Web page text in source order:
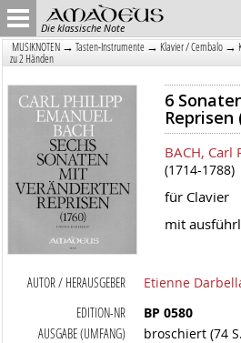
Die klassische Note
MUSIKNOTEN → Tasten-Instrumente → Klavier / Cembalo →
zu 2 Händen
6
Reprisen
BACH, Carl
(1714-1788)
für Clavier
mit
AUTOR / HERAUSGEBER
Etienne
EDITION-NR
BP 0580
AUSGABE (UMFANG)
broschiert (74